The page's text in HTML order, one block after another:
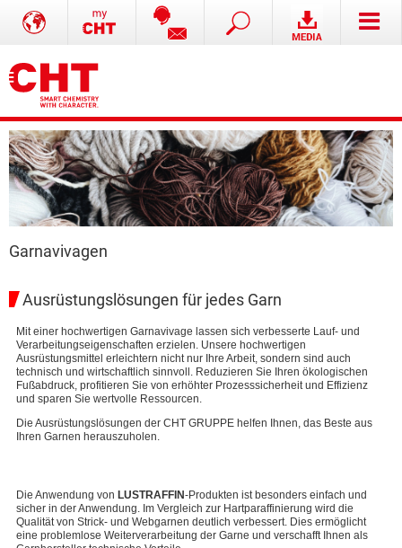
Garnavivagen
Ausrüstungslösungen für jedes Garn
Mit einer hochwertigen Garnavivage lassen sich verbesserte Lauf- und
Verarbeitungseigenschaften erzielen. Unsere hochwertigen
Ausrüstungsmittel erleichtern nicht nur Ihre Arbeit, sondern sind auch
technisch und wirtschaftlich sinnvoll. Reduzieren Sie Ihren ökologischen
Fußabdruck, profitieren Sie von erhöhter Prozesssicherheit und Effizienz
und sparen Sie wertvolle Ressourcen.
Die Ausrüstungslösungen der CHT GRUPPE helfen Ihnen, das Beste aus
Ihren Garnen herauszuholen.
Die Anwendung von LUSTRAFFIN-Produkten ist besonders einfach und
sicher in der Anwendung. Im Vergleich zur Hartparaffinierung wird die
Qualität von Strick- und Webgarnen deutlich verbessert. Dies ermöglicht
eine problemlose Weiterverarbeitung der Garne und verschafft Ihnen als